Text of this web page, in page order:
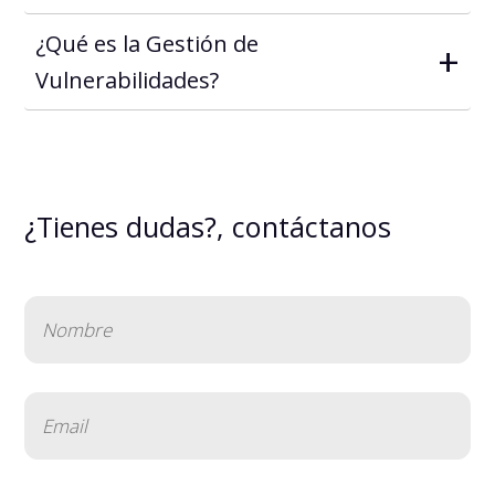
¿Qué es la Gestión de
Vulnerabilidades?
+
¿Tienes dudas?, contáctanos
(Obligatorio)
(Obligatorio)